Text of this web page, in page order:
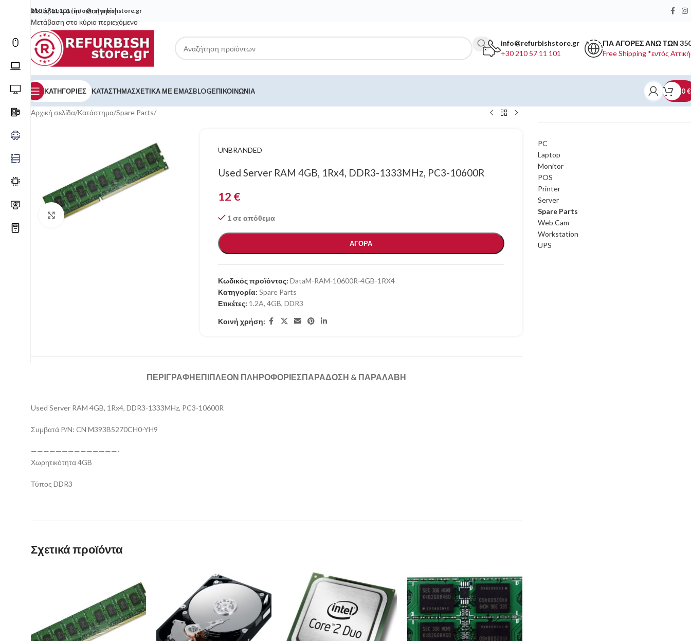
Μετάβαση στην πλοήγηση
Μετάβαση στο κύριο περιεχόμενο
210 57 11 101|info@refurbishstore.gr
info@refurbishstore.gr
+30 210 57 11 101
ΓΙΑ ΑΓΟΡΕΣ ΑΝΩ ΤΩΝ
Free Shipping *εντός
ΚΑΤΗΓΟΡΙΕΣ ΚΑΤΆΣΤΗΜΑΣΧΕΤΙΚΆ ΜΕ ΕΜΆΣBLOGΕΠΙΚΟΙΝΩΝΊΑ 0€
Αρχική σελίδα/Κατάστημα/Spare Parts/
Κάντε κλικ για μεγέθυνση
UNBRANDED
Used Server RAM 4GB, 1Rx4, DDR3-1333MHz, PC3-10600R
12 €
1 σε απόθεμα
ΑΓΟΡΑ
Κωδικός προϊόντος: DataM-RAM-10600R-4GB-1RX4
Κατηγορία: Spare Parts
Ετικέτες: 1.2A, 4GB, DDR3
Κοινή χρήση:
ΠΕΡΙΓΡΑΦΉΕΠΙΠΛΈΟΝ ΠΛΗΡΟΦΟΡΊΕΣΠΑΡΑΔΟΣΗ & ΠΑΡΑΛΑΒΗ
Used Server RAM 4GB, 1Rx4, DDR3-1333MHz, PC3-10600R
Συμβατά P/N: CN M393B5270CH0-YH9
——————————————-
Χωρητικότητα 4GB
Τύπος DDR3
Σχετικά προϊόντα
PC
Laptop
Monitor
POS
Printer
Server
Spare Parts
Web Cam
Workstation
UPS